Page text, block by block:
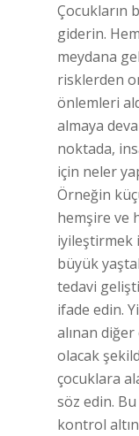
Çocukların
giderin.
meydana
risklerden
önlemleri
almaya
noktada,
için neler
Örneğin
hemşire ve
iyileştirmek
büyük
tedavi
ifade edin.
alınan
olacak
çocuklara
söz edin.
kontrol